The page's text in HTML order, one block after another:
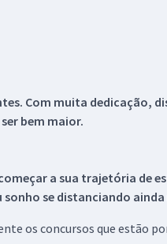
Com muita dedicação,
bem maior.
a sua trajetória de
se distanciando ainda
os concursos que estão